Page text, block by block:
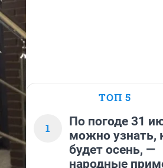
ТОП 5
1
По погоде 31
можно узнать,
будет осень, —
народные